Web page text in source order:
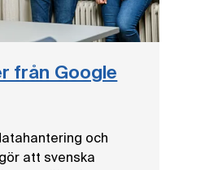
från Google
och
att svenska